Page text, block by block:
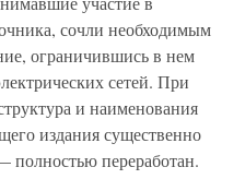
сочли необходимым
ограничившись в нем
сетей. При
и наименования
издания существенно
полностью переработан.